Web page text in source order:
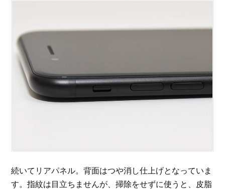
続いてリアパネル。背面はつや消し仕上げとなっていま
す。指紋は目立ちませんが、掃除をせずに使うと、皮脂